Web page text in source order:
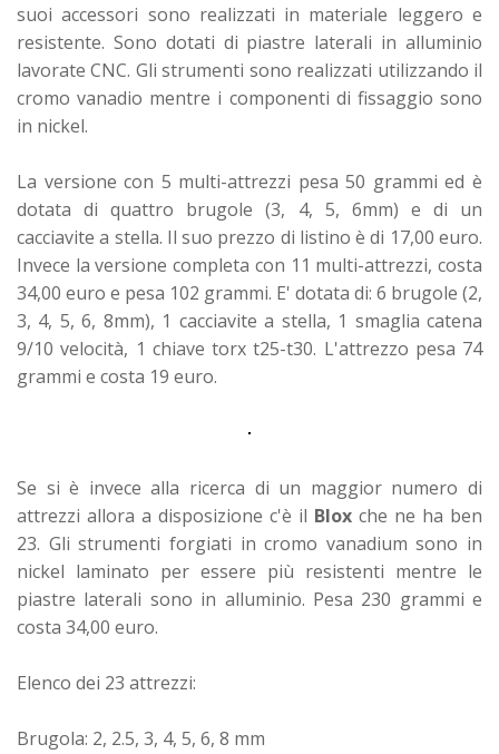
suoi accessori sono realizzati in materiale leggero e
resistente. Sono dotati di piastre laterali in alluminio
lavorate CNC. Gli strumenti sono realizzati utilizzando il
cromo vanadio mentre i componenti di fissaggio sono
in nickel.
La versione con 5 multi-attrezzi pesa 50 grammi ed è
dotata di quattro brugole (3, 4, 5, 6mm) e di un
cacciavite a stella. Il suo prezzo di listino è di 17,00 euro.
Invece la versione completa con 11 multi-attrezzi, costa
34,00 euro e pesa 102 grammi. E' dotata di: 6 brugole (2,
3, 4, 5, 6, 8mm), 1 cacciavite a stella, 1 smaglia catena
9/10 velocità, 1 chiave torx t25-t30. L'attrezzo pesa 74
grammi e costa 19 euro.
Se si è invece alla ricerca di un maggior numero di
attrezzi allora a disposizione c'è il Blox che ne ha ben
23. Gli strumenti forgiati in cromo vanadium sono in
nickel laminato per essere più resistenti mentre le
piastre laterali sono in alluminio. Pesa 230 grammi e
costa 34,00 euro.
Elenco dei 23 attrezzi:
Brugola: 2, 2.5, 3, 4, 5, 6, 8 mm